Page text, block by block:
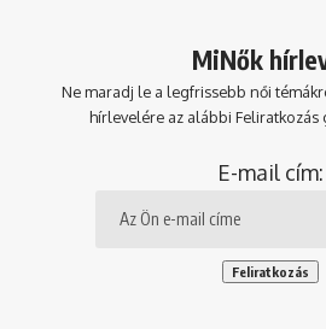
MiNők
Ne maradj le a legfrissebb női
hírlevelére az alábbi Feliratkozás
E-mail cím: